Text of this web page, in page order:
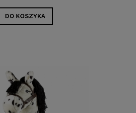
DO KOSZYKA